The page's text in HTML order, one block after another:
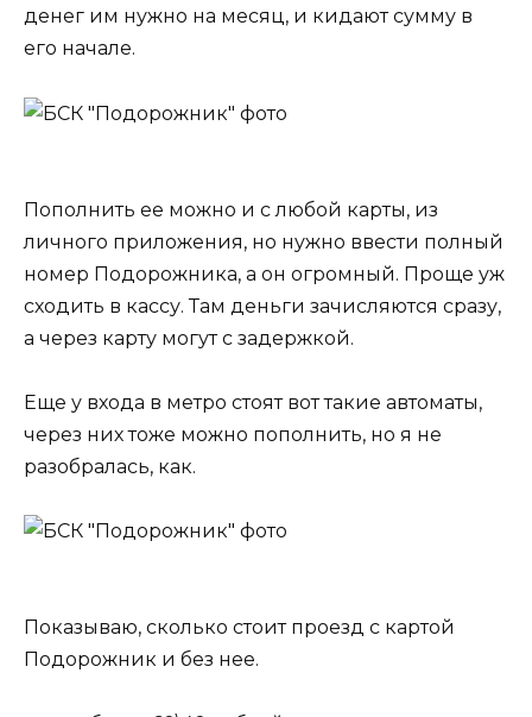
денег им нужно на месяц, и кидают сумму в
его начале.
Пополнить ее можно и с любой карты, из
личного приложения, но нужно ввести полный
номер Подорожника, а он огромный. Проще уж
сходить в кассу. Там деньги зачисляются сразу,
а через карту могут с задержкой.
Еще у входа в метро стоят вот такие автоматы,
через них тоже можно пополнить, но я не
разобралась, как.
Показываю, сколько стоит проезд с картой
Подорожник и без нее.